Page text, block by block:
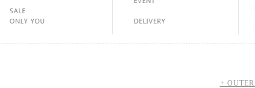
+ OUTER